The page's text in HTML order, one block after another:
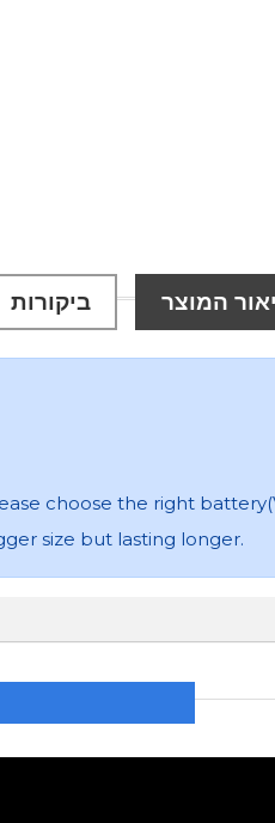
המוצר ביקורות
choose the right
size but lasting longer.